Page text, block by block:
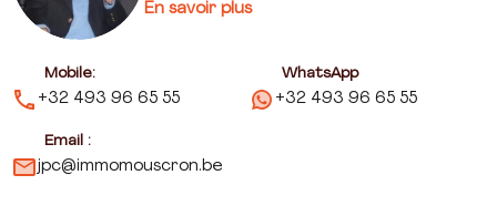
En savoir plus
Mobile:
+32 493 96 65 55
WhatsApp
+32 493 96 65 55
Email :
jpc@immomouscron.be